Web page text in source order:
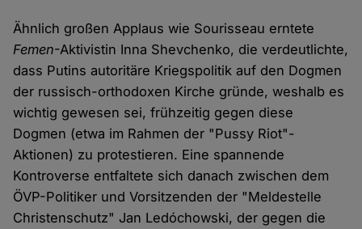
Ähnlich großen Applaus wie Sourisseau erntete
Femen-Aktivistin Inna Shevchenko, die verdeutlichte,
dass Putins autoritäre Kriegspolitik auf den Dogmen
der russisch-orthodoxen Kirche gründe, weshalb es
wichtig gewesen sei, frühzeitig gegen diese
Dogmen (etwa im Rahmen der "Pussy Riot"-
Aktionen) zu protestieren. Eine spannende
Kontroverse entfaltete sich danach zwischen dem
ÖVP-Politiker und Vorsitzenden der "Meldestelle
Christenschutz" Jan Ledóchowski, der gegen die